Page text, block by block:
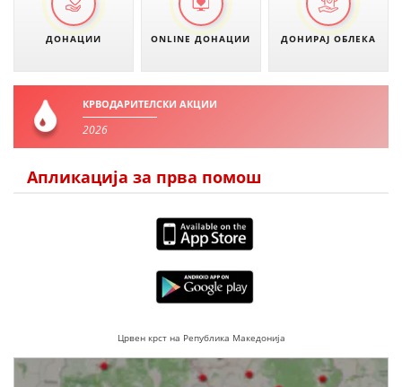
ДОНАЦИИ ONLINE ДОНАЦИИ ДОНИРАЈ ОБЛЕКА
КРВОДАРИТЕЛСКИ АКЦИИ
2026
Апликација за прва помош
Црвен крст на Република Македонија